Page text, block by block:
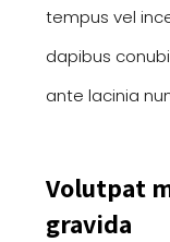
tempus vel
dapibus
ante lacinia
Volutpat
gravida